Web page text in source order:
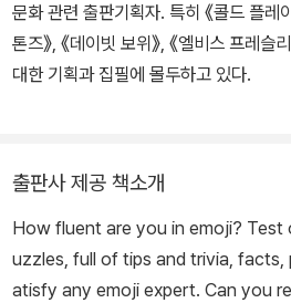
문화 관련 출판기획자. 특히 《콜드 플레이
톤즈》, 《데이빗 보위》, 《엘비스 프레슬
대한 기획과 집필에 몰두하고 있다.
출판사 제공 책소개
How fluent are you in emoji? Test
uzzles, full of tips and trivia, facts,
atisfy any emoji expert. Can you